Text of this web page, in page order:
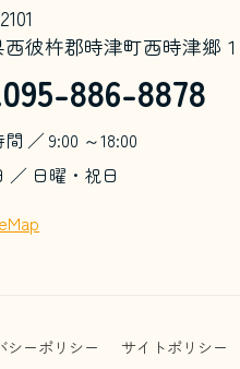
彼杵郡時津町西時津郷
886-8878
／ 9:00 ～18:00
／ 日曜・祝日
シーポリシー サイトポリシー